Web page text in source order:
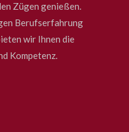
Zügen genießen.
Berufserfahrung
wir Ihnen die
Kompetenz.